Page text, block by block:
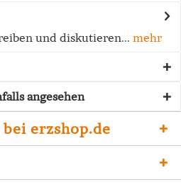
und diskutieren... mehr
angesehen
erzshop.de